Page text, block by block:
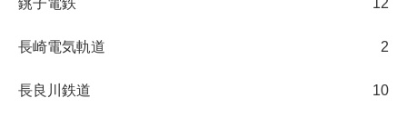
銚子電鉄 12
長崎電気軌道 2
長良川鉄道 10